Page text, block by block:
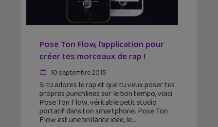
Pose Ton Flow, l’application pour
créer tes morceaux de rap !
10 septembre 2015
Si tu adores le rap et que tu veux poser tes
propres punchlines sur le bon tempo, voici
Pose Ton Flow, véritable petit studio
portatif dans ton smartphone. Pose Ton
Flow est une brillante idée, le